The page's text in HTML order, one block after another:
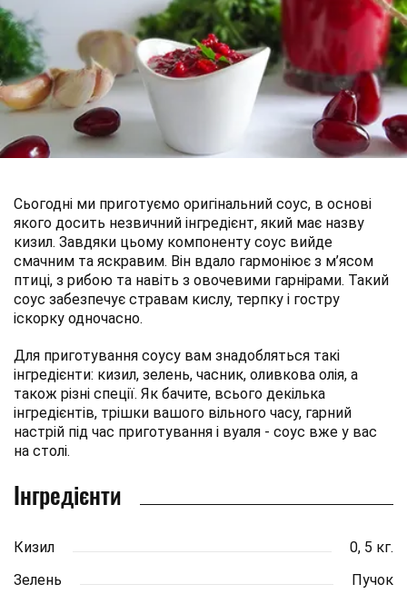
Сьогодні ми приготуємо оригінальний соус, в основі
якого досить незвичний інгредієнт, який має назву
кизил. Завдяки цьому компоненту соус вийде
смачним та яскравим. Він вдало гармоніює з м’ясом
птиці, з рибою та навіть з овочевими гарнірами. Такий
соус забезпечує стравам кислу, терпку і гостру
іскорку одночасно.
Для приготування соусу вам знадобляться такі
інгредієнти: кизил, зелень, часник, оливкова олія, а
також різні спеції. Як бачите, всього декілька
інгредієнтів, трішки вашого вільного часу, гарний
настрій під час приготування і вуаля - соус вже у вас
на столі.
Інгредієнти
Кизил
0, 5 кг.
Зелень
Пучок